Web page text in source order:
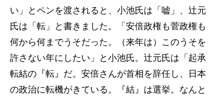
い」とペンを渡されると、小池氏は「嘘」、辻元
氏は「転」と書きました。「安倍政権も菅政権も
何から何までうそだった。（来年は）このうそを
許さない年にしたい」と小池氏。辻元氏は「起承
転結の『転』だ。安倍さんが首相を辞任し、日本
の政治に転機がきている。『結』は選挙。なんと